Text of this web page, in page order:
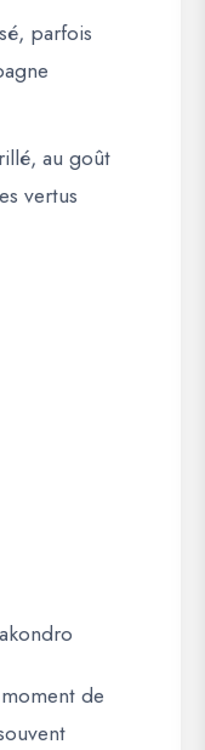
parfois
au goût
vertus
de